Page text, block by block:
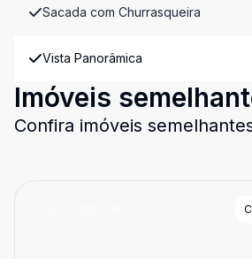
Sacada com Churrasqueira
Vista Panorâmica
Imóveis
Confira imóveis